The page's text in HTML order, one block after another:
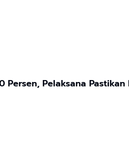
Pelaksana